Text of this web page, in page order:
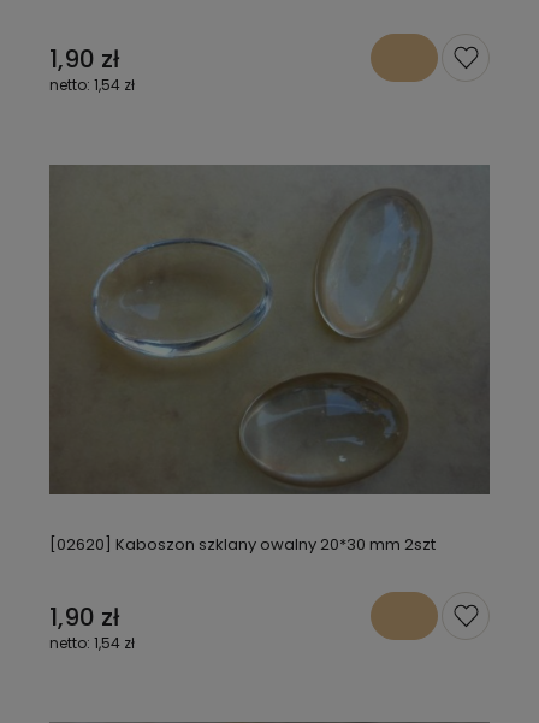
1,90 zł
1,54 zł
[02620] Kaboszon szklany owalny 20*30 mm 2szt
1,90 zł
1,54 zł